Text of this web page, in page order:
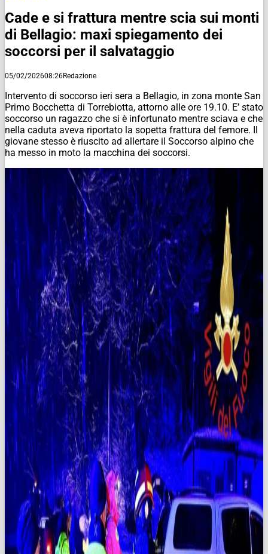
Cade e si frattura mentre scia sui monti
di Bellagio: maxi spiegamento dei
soccorsi per il salvataggio
05/02/202608:26Redazione
Intervento di soccorso ieri sera a Bellagio, in zona monte San
Primo Bocchetta di Torrebiotta, attorno alle ore 19.10. E’ stato
soccorso un ragazzo che si è infortunato mentre sciava e che
nella caduta aveva riportato la sopetta frattura del femore. Il
giovane stesso è riuscito ad allertare il Soccorso alpino che
ha messo in moto la macchina dei soccorsi.